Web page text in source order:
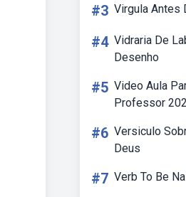
#3 Virgula Antes
#4 Vidraria De
Desenho
#5 Video Aula
Professor
#6 Versiculo
Deus
#7 Verb To Be